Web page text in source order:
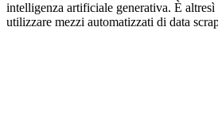
intelligenza artificiale generativa. È
utilizzare mezzi automatizzati di data